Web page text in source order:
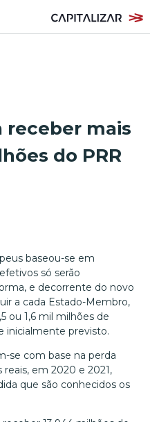
receber mais
do PRR
baseou-se em
só serão
e decorrente do novo
a cada Estado-Membro,
ou 1,6 mil milhões de
inicialmente previsto.
se com base na perda
em 2020 e 2021,
que são conhecidos os